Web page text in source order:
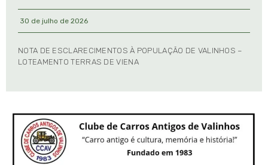
30 de julho de 2026
NOTA DE ESCLARECIMENTOS À POPULAÇÃO DE VALINHOS –
LOTEAMENTO TERRAS DE VIENA